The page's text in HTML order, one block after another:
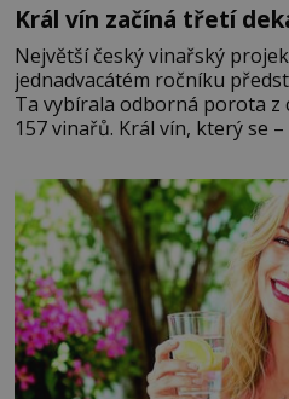
Král vín začíná třetí
Největší český vinařský
jednadvacátém ročníku
Ta vybírala odborná porota z
157 vinařů. Král vín, který